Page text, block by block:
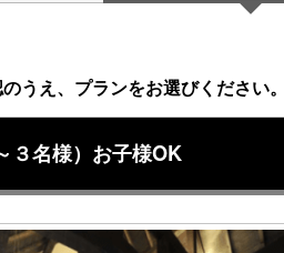
うえ、プランをお選びください
３名様）お子様OK